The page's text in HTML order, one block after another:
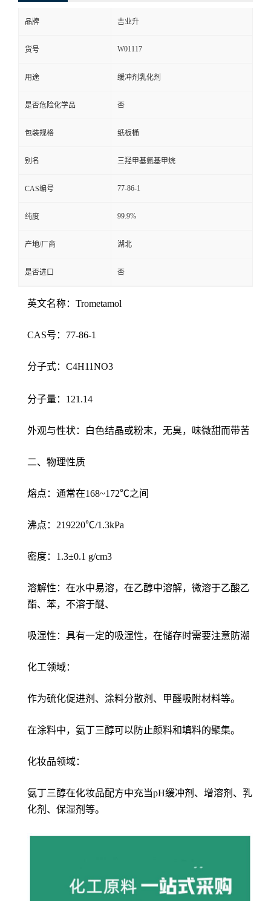
品牌 吉业升
货号 W01117
用途 缓冲剂乳化剂
是否危险化学品 否
包装规格 纸板桶
别名 三羟甲基氨基甲烷
CAS编号 77-86-1
纯度 99.9%
产地/厂商 湖北
是否进口 否
英文名称：Trometamol
CAS号：77-86-1
分子式：C4H11NO3
分子量：121.14
外观与性状：白色结晶或粉末，无臭，味微甜而带苦
二、物理性质
熔点：通常在168~172℃之间
沸点：219220℃/1.3kPa
密度：1.3±0.1 g/cm3
溶解性：在水中易溶，在乙醇中溶解，微溶于乙酸乙
酯、苯，不溶于醚、
吸湿性：具有一定的吸湿性，在储存时需要注意防潮
化工领域：
作为硫化促进剂、涂料分散剂、甲醛吸附材料等。
在涂料中，氨丁三醇可以防止颜料和填料的聚集。
化妆品领域：
氨丁三醇在化妆品配方中充当pH缓冲剂、增溶剂、乳
化剂、保湿剂等。